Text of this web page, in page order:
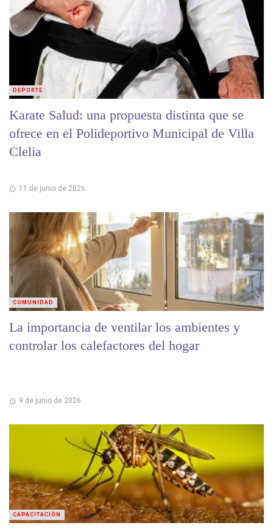
Karate Salud: una propuesta distinta que se
ofrece en el Polideportivo Municipal de Villa
Clelia
11 de junio de 2026
DEPORTE
La importancia de ventilar los ambientes y
controlar los calefactores del hogar
9 de junio de 2026
COMUNIDAD
CAPACITACIÓN